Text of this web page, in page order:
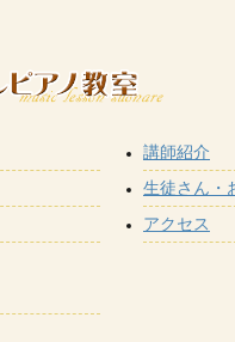
講師紹介
生徒さん・
アクセス